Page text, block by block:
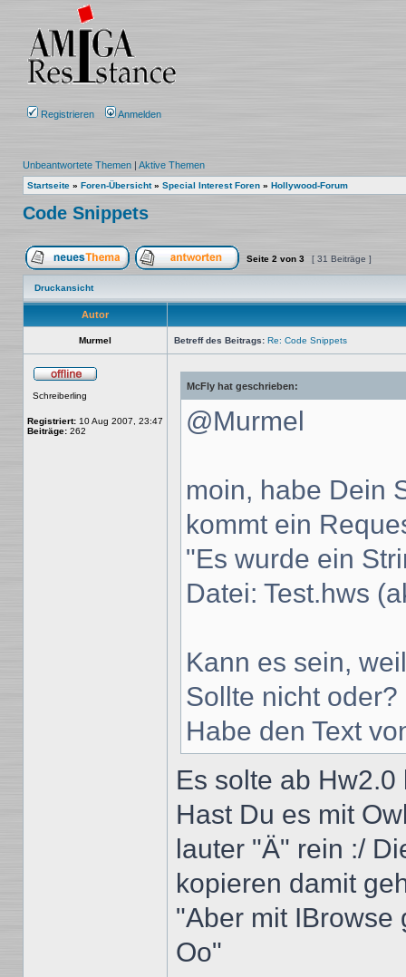
Registrieren Anmelden
Unbeantwortete Themen | Aktive Themen
Startseite » Foren-Übersicht» Special Interest Foren » Hollywood-Forum
Code Snippets
Ein neues Thema erstellenAuf das Thema antworten
Seite 2 von 3 [ 31 Beiträge ]
Druckansicht
Autor
Murmel Betreff des Beitrags: Re: Code Snippets
Schreiberling
Registriert: 10 Aug 2007, 23:47
Beiträge: 262
McFly hat geschrieben:
@Murmel
moin, habe Dein
kommt ein
"Es wurde ein
Datei: Test.hws
Kann es sein,
Sollte nicht oder?
Habe den Text
Es solte ab Hw2.0
Hast Du es mit
lauter "Ä" rein :/
kopieren damit
"Aber mit IBrowse
Oo"